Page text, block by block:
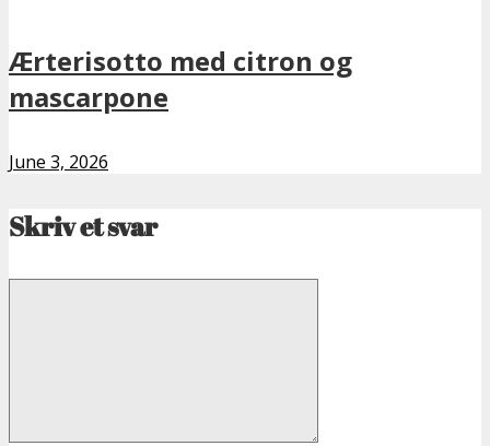
Ærterisotto med citron og
mascarpone
June 3, 2026
Skriv et svar